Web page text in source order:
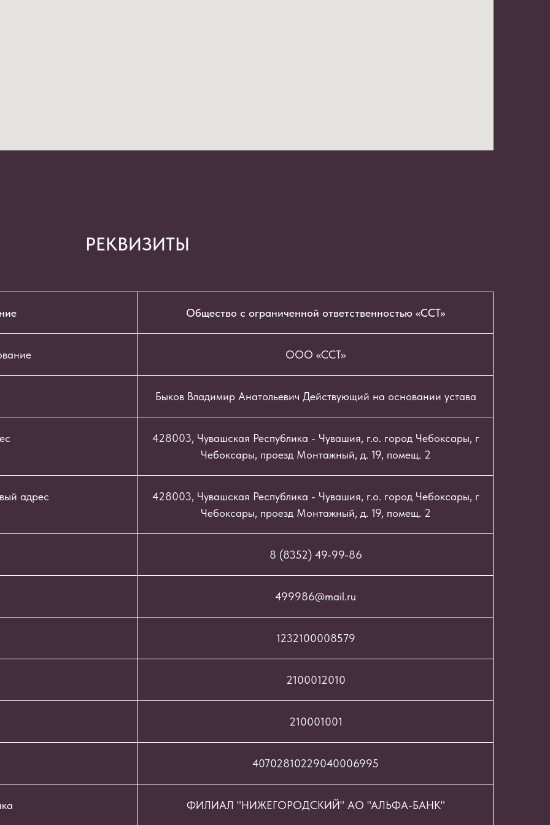
РЕКВИЗИТЫ
Общество с ограниченной ответственностью «ССТ»
ООО «ССТ»
Быков Владимир Анатольевич Действующий на основании устава
428003, Чувашская Республика - Чувашия, г.о. город Чебоксары, г
Чебоксары, проезд Монтажный, д. 19, помещ. 2
адрес
428003, Чувашская Республика - Чувашия, г.о. город Чебоксары, г
Чебоксары, проезд Монтажный, д. 19, помещ. 2
8 (8352) 49-99-86
499986@mail.ru
1232100008579
2100012010
210001001
40702810229040006995
ФИЛИАЛ "НИЖЕГОРОДСКИЙ" АО "АЛЬФА-БАНК"